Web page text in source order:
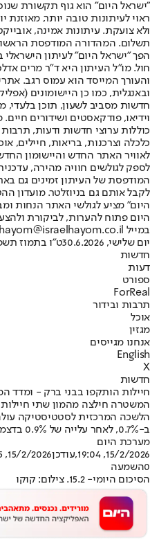
"ישראל היום" הוא גוף תקשורת
ראוי לעיתונות טובה יותר, מאוזנת
ולא צועקת. עיתונות אמינה,
הפך "ישראל היום" לעיתון
חול. מו"ל העיתון היא ד"ר מרים
והעורך המייסד הוא עמוס רגב.
חדשות מסביב לשעון, תוכן בלעדי,
וידיאו, פודקאסטים ושידורים
כוללות ערוצי חדשות ודעות, תרבות
לאוויר האתר החדש והיישומון
לספק לגולשים חוויה מהירה,
המודפסת של העיתון זמינים גם
לקבל אותם גם בניוזלטר. מועדון
היום" מציע לגולשי האתר הנחות
היום פתוח להערות, לביקורת
במייל hayom@israelhayom.co.il.
יום שלישי, 30.6.2026
ט"ו בתמוז
חדשות
דעות
ספורט
ForReal
תרבות ובידור
אוכל
מגזין
אנחנו מגייסים
English
X
חדשות
חיילות הותקפו בבני ברק - ומדד
המשטרה חילצה מהמון שתי חיילות
הלשכה המרכזית לסטטיסטיקה
ב-0.7%, לאחר עלייה של 0.9% בדצמבר • 5 הכתבות הכי נקראות היום
מערכת היום
15/2/2026, 19:04
,עודכן15/2/2026, 19:05
0השמעה
הסיכום היומי- 15.2. צילום: קוקו